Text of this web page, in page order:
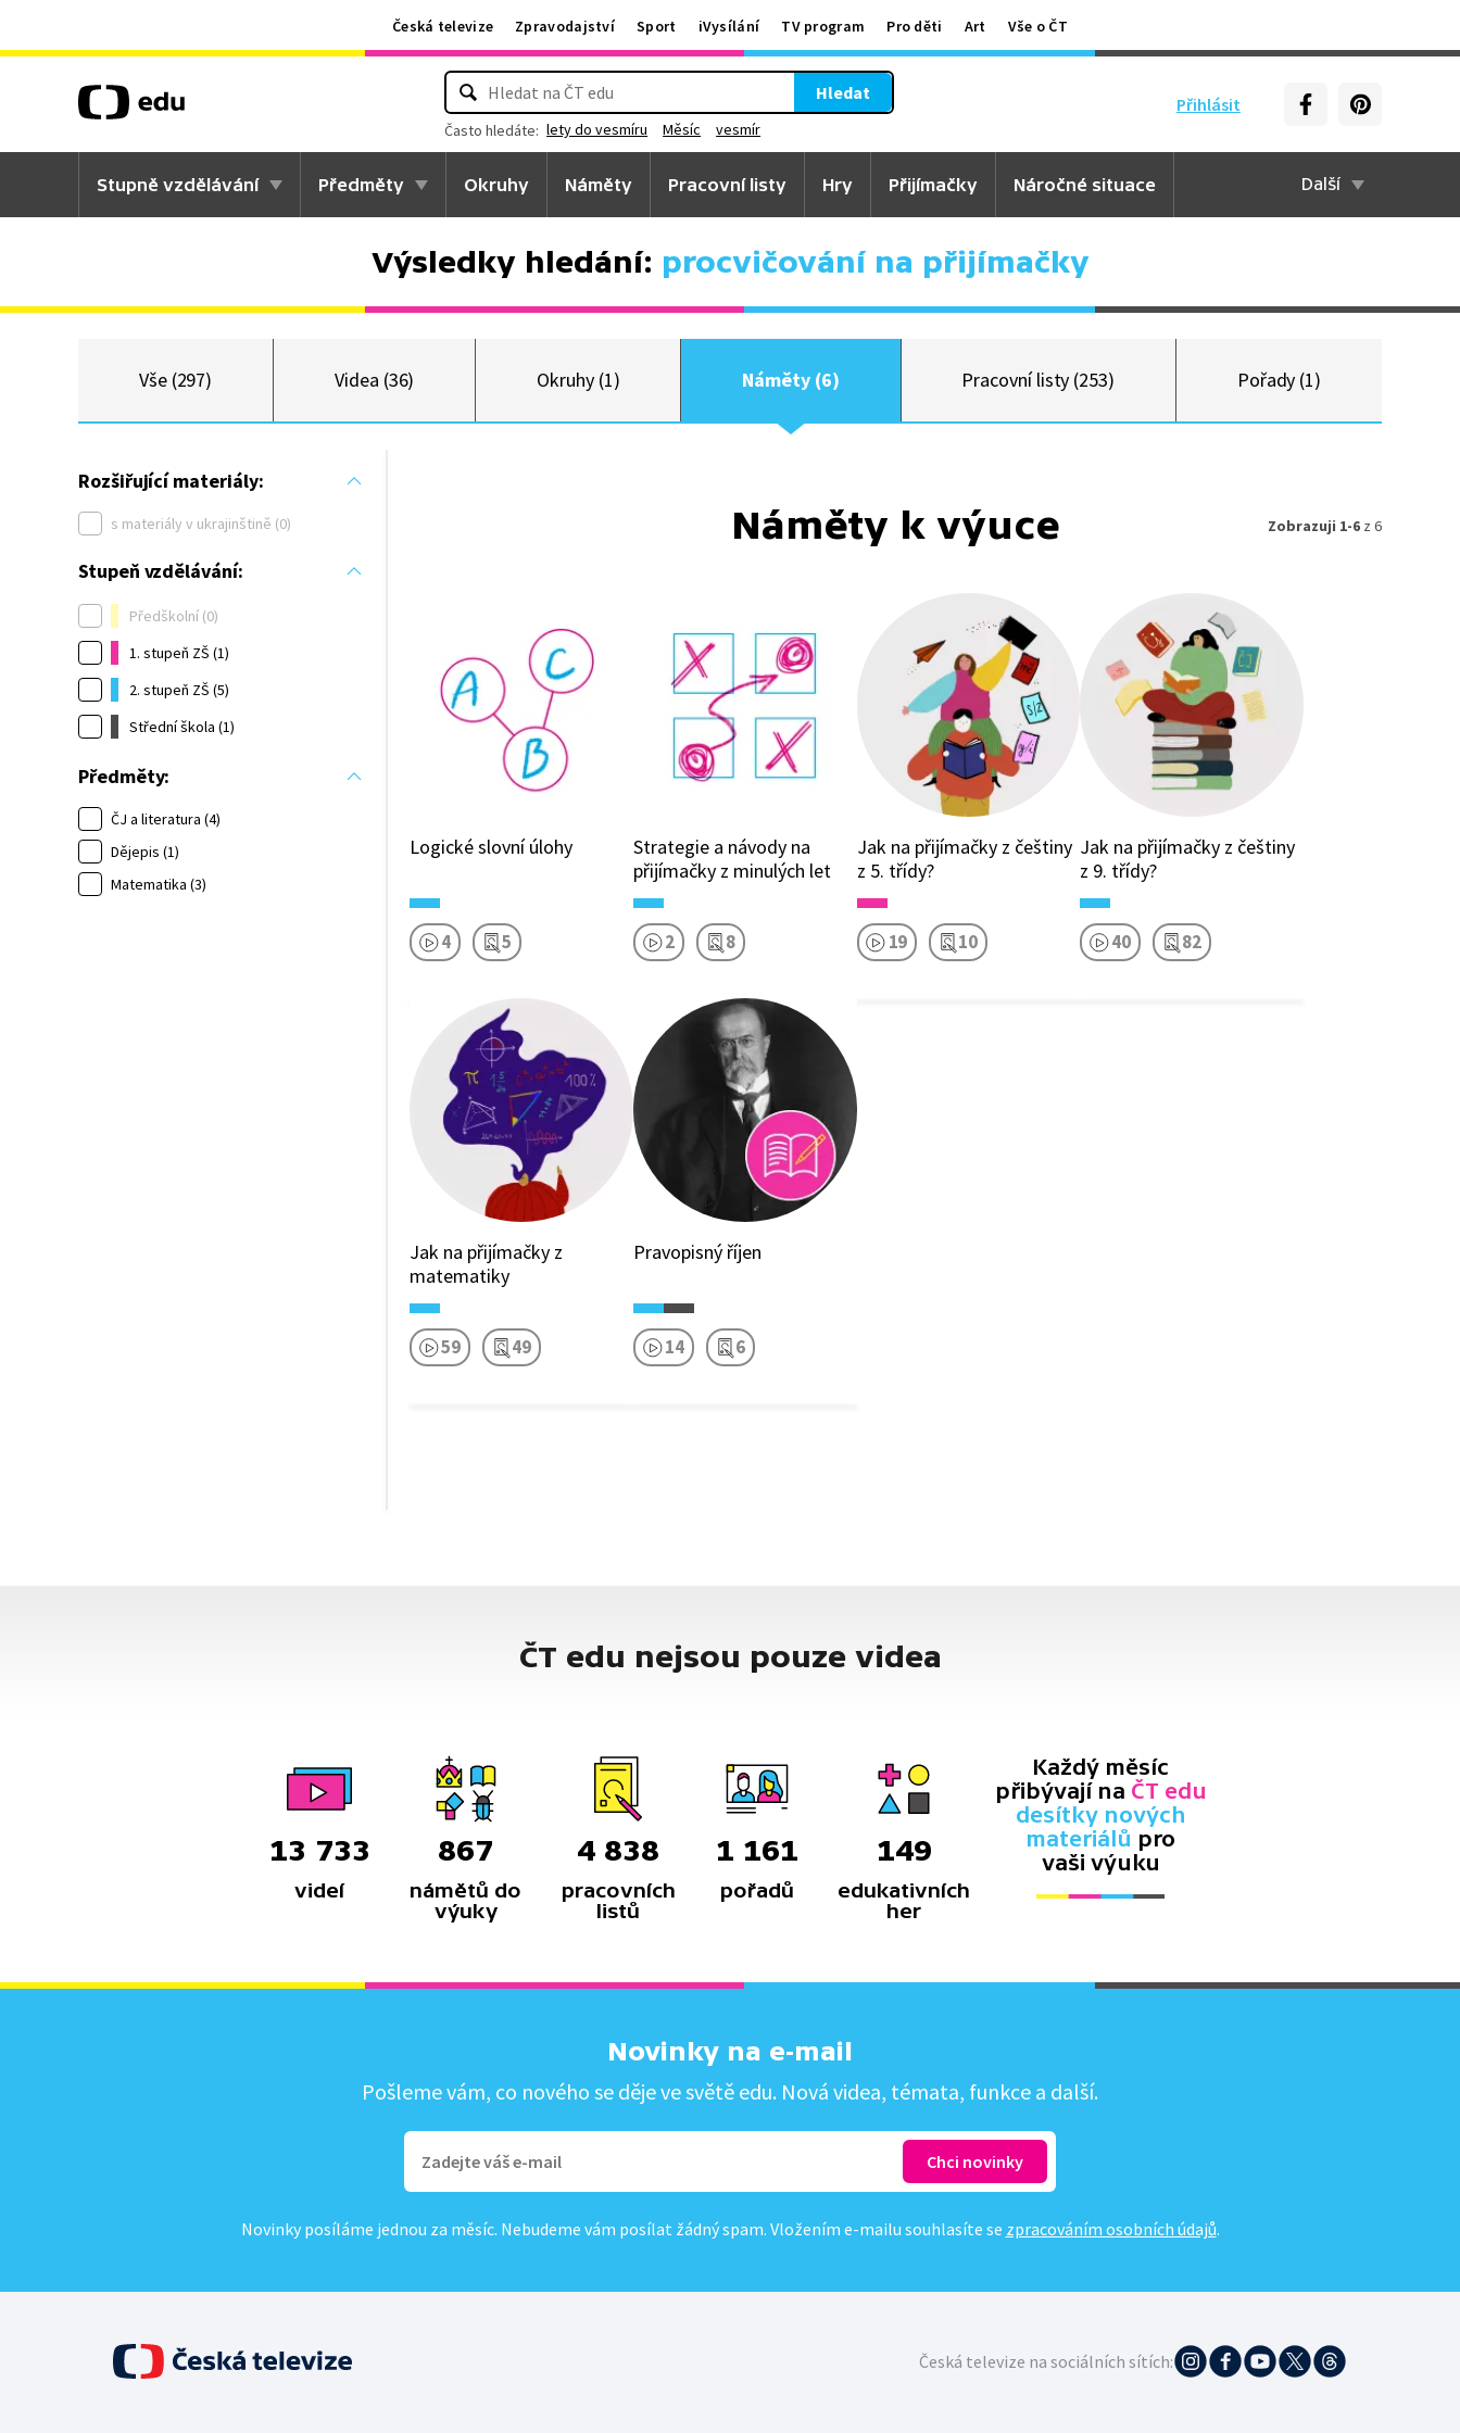
Česká televize Zpravodajství Sport iVysílání TV program Pro děti Art Vše o ČT
Přihlásit
Hledat
Často hledáte: lety do vesmíru Měsíc vesmír
Stupně vzdělávání Předměty Okruhy Náměty Pracovní listy Hry Přijímačky Náročné situace Další
Výsledky hledání: procvičování na přijímačky
Vše (297) Videa (36) Okruhy (1) Náměty (6) Pracovní listy (253) Pořady (1)
Rozšiřující materiály:
s materiály v ukrajinštině (0)
Stupeň vzdělávání:
Předškolní (0)
1. stupeň ZŠ (1)
2. stupeň ZŠ (5)
Střední škola (1)
Předměty:
ČJ a literatura (4)
Dějepis (1)
Matematika (3)
Náměty k výuce Zobrazuji 1-6 z 6
Logické slovní úlohy
4 5
Strategie a návody na
přijímačky z minulých let
2 8
Jak na přijímačky z češtiny
z 5. třídy?
19 10
Jak na přijímačky z češtiny
z 9. třídy?
40 82
Jak na přijímačky z
matematiky
59 49
Pravopisný říjen
14 6
ČT edu nejsou pouze videa
13 733
videí
867
námětů do
výuky
4 838
pracovních
listů
1 161
pořadů
149
edukativních
her
Každý měsíc
přibývají na ČT edu
desítky nových
materiálů pro
vaši výuku
Novinky na e-mail
Pošleme vám, co nového se děje ve světě edu. Nová videa, témata, funkce a další.
Novinky posíláme jednou za měsíc. Nebudeme vám posílat žádný spam. Vložením e-mailu souhlasíte se zpracováním osobních údajů.